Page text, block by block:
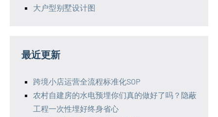
大户型别墅设计图
最近更新
跨境小店运营全流程标准化SOP
农村自建房的水电预埋你们真的做好了吗？隐蔽
工程一次性埋好终身省心